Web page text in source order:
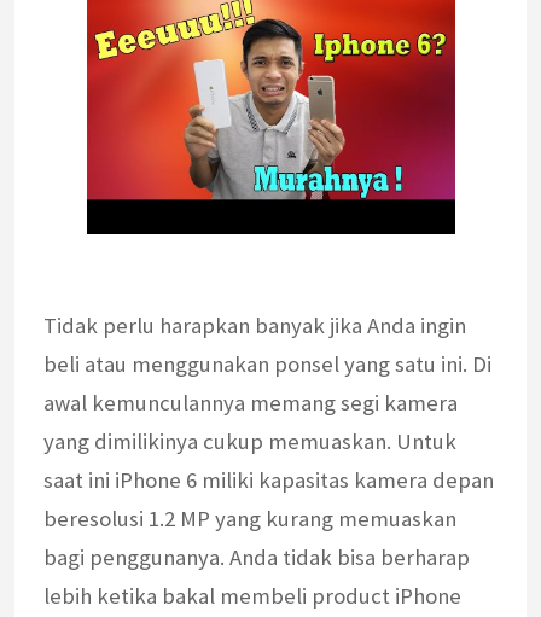
Tidak perlu harapkan banyak jika Anda ingin
beli atau menggunakan ponsel yang satu ini. Di
awal kemunculannya memang segi kamera
yang dimilikinya cukup memuaskan. Untuk
saat ini iPhone 6 miliki kapasitas kamera depan
beresolusi 1.2 MP yang kurang memuaskan
bagi penggunanya. Anda tidak bisa berharap
lebih ketika bakal membeli product iPhone